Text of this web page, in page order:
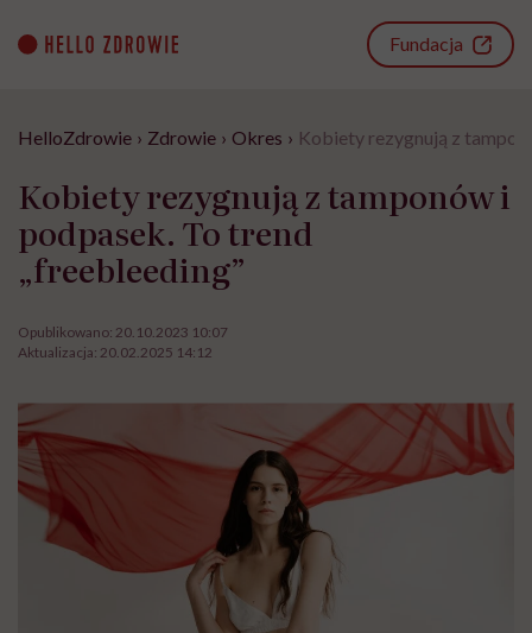
content
Fundacja
HelloZdrowie › Zdrowie › Okres › Kobiety rezygnują z
Kobiety rezygnują z tamponów i
podpasek. To trend
„freebleeding”
Opublikowano: 20.10.2023 10:07
Aktualizacja: 20.02.2025 14:12